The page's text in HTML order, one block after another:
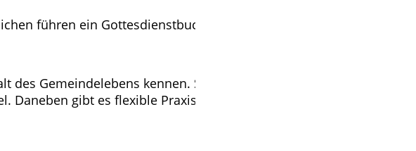
führen ein Gottesdienstbuch, in dem die Teilnahme
Gemeindelebens kennen. Sie beteiligen sich an
gibt es flexible Praxisangebote, bei denen sich die